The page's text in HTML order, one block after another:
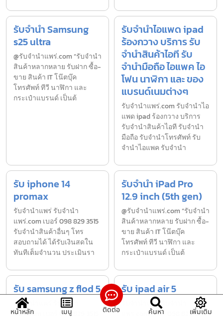
รับจำนำ Samsung
s25 ultra
@รับจำนำแพร่.com “รับจำนำ
สินค้าหลากหลาย รับฝาก ซื้อ-
ขาย สินค้า IT โน๊ตบุ๊ค
โทรศัพท์ ทีวี นาฬิกา และ
กระเป๋าแบรนด์ เป็นต้
รับจำนำไอแพด ipad
ร้องกวาง บริการ รับ
จำนำสินค้าไอที รับ
จำนำมือถือ ไอแพค ไอ
โฟน นาฬิกา และ ของ
แบรนด์เนมต่างๆ
รับจํานําแพร่.com รับจำนำไอ
แพด ipad ร้องกวาง บริการ
รับจำนำสินค้าไอที รับจำนำ
มือถือ รับจำนำโทรศัพท์ รับ
จำนำไอแพค รับจำนำ
รับ iphone 14
promax
รับจํานำแพร่ รับจํานํา
แพร่.com เบอร์ 098 829 3515
รับจำนำสินค้าอื่นๆ โทร
สอบถามได้ ได้รับเงินสดใน
ทันทีเต็มจำนวน ประเมินรา
รับจำนำ iPad Pro
12.9 inch (5th gen)
@รับจำนำแพร่.com “รับจำนำ
สินค้าหลากหลาย รับฝาก ซื้อ-
ขาย สินค้า IT โน๊ตบุ๊ค
โทรศัพท์ ทีวี นาฬิกา และ
กระเป๋าแบรนด์ เป็นต้
รับ samsung z flod 5
รับจํานำแพร่ รับจํานํา
แพร่.com เบอร์ 098 829 3515
รับ ipad air 5
รับจํานำแพร่ รับจํานํา
แพร่.com เบอร์ 098 829 3515
หน้าหลัก เมนู ติดต่อ ค้นหา เพิ่มเติม